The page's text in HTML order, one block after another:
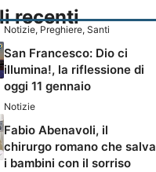
recenti
Notizie, Preghiere, Santi
San Francesco: Dio ci
illumina!, la riflessione di
oggi 11 gennaio
Notizie
Fabio Abenavoli, il
chirurgo romano che salva
i bambini con il sorriso